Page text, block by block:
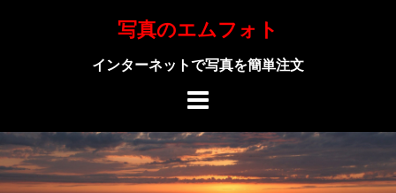
写真のエムフォト
インターネットで写真を簡単注文